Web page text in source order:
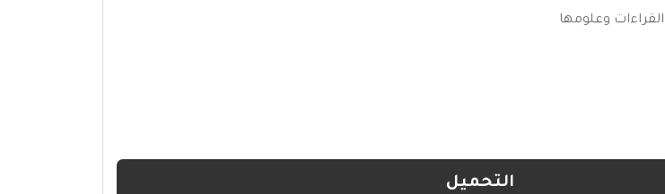
القراءات وعلومها
التحميل